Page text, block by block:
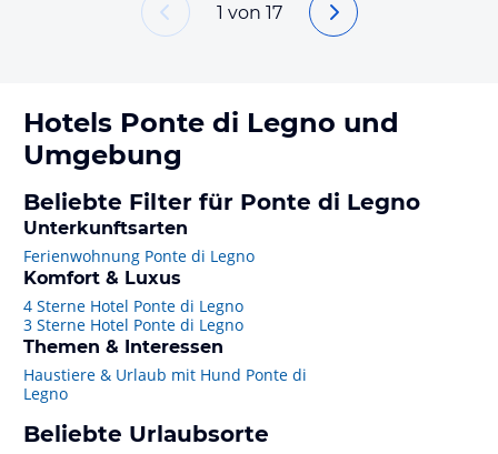
1 von 17
Hotels Ponte di Legno und
Umgebung
Beliebte Filter für Ponte di Legno
Unterkunftsarten
Ferienwohnung Ponte di Legno
Komfort & Luxus
4 Sterne Hotel Ponte di Legno
3 Sterne Hotel Ponte di Legno
Themen & Interessen
Haustiere & Urlaub mit Hund Ponte di
Legno
Beliebte Urlaubsorte